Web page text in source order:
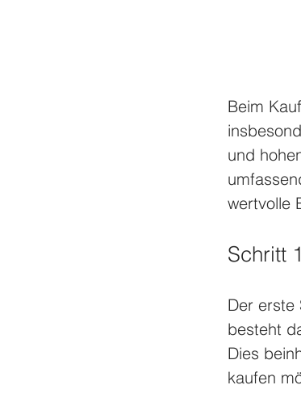
Beim
und
wertvolle
Schritt
Der erste
besteht
Dies
kaufen